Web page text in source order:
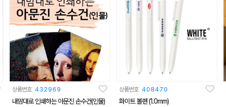
상품번호 432969
내맘대로 인쇄하는 아문진 손수건(인물)
상품번호 408470
화이트 볼펜 (1.0mm)